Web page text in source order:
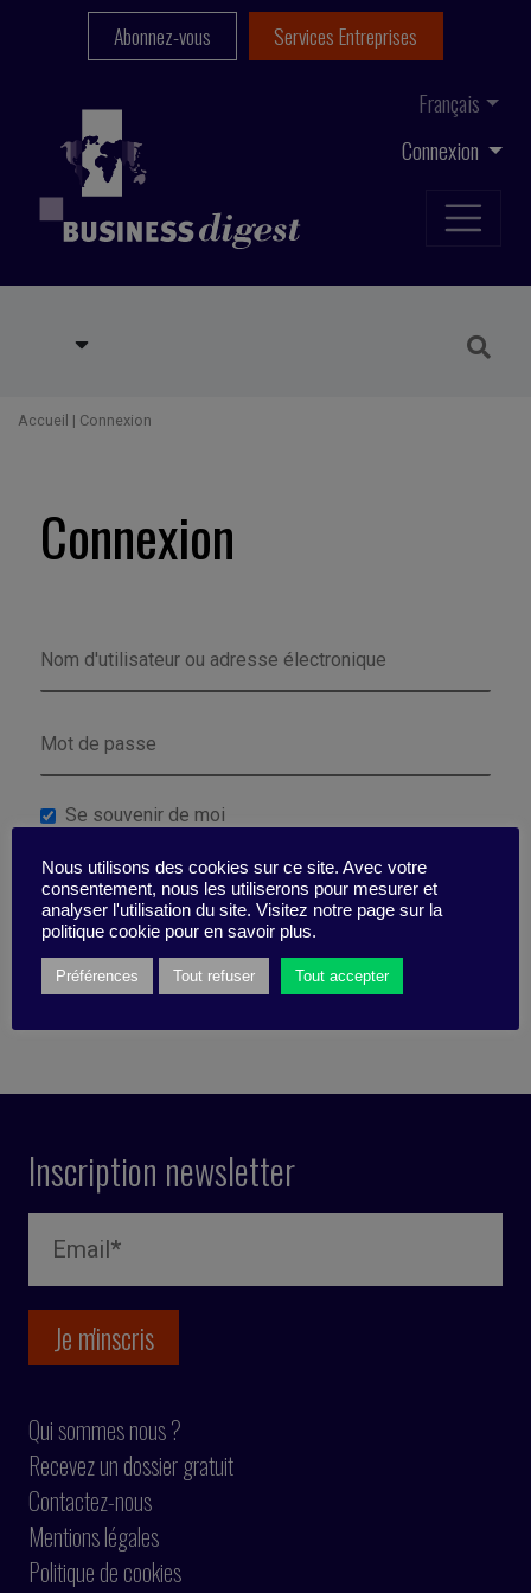
Connexion
Français
Abonnez-vous Services Entreprises
Accueil | Connexion
Connexion
Se souvenir de moi
Mot de passe perdu ?
Inscription newsletter
Qui sommes nous ?
Recevez un dossier gratuit
Contactez-nous
Mentions légales
Politique de cookies
Nous utilisons des cookies sur ce site. Avec votre
consentement, nous les utiliserons pour mesurer et
analyser l'utilisation du site. Visitez notre page sur la
politique cookie pour en savoir plus.
Préférences Tout refuser Tout accepter